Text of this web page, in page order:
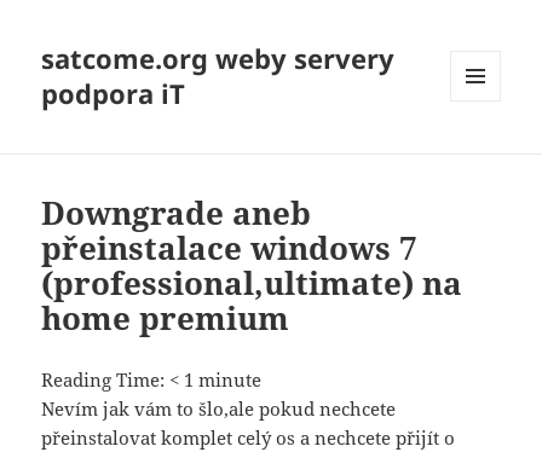
satcome.org weby servery
podpora iT
Downgrade aneb
přeinstalace windows 7
(professional,ultimate) na
home premium
Reading Time: < 1 minute
Nevím jak vám to šlo,ale pokud nechcete
přeinstalovat komplet celý os a nechcete přijít o